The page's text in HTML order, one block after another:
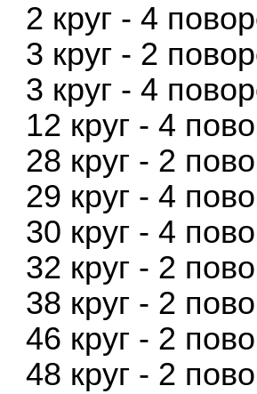
2 круг - 4
3 круг - 2
3 круг - 4
12 круг - 4
28 круг - 2
29 круг - 4
30 круг - 4
32 круг - 2
38 круг - 2
46 круг - 2
48 круг - 2